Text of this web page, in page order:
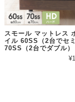
スモール マットレス
イル 60SS（2台でセ
70SS（2台でダブル